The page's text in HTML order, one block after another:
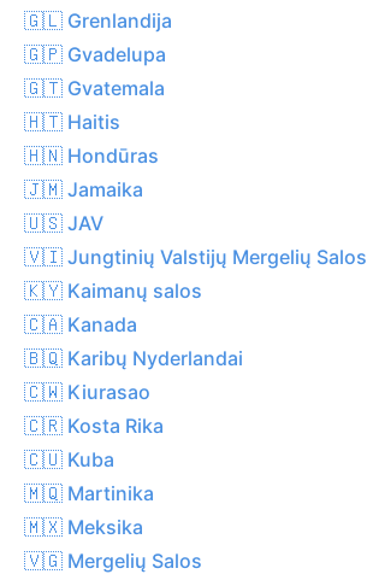
🇬🇱 Grenlandija
🇬🇵 Gvadelupa
🇬🇹 Gvatemala
🇭🇹 Haitis
🇭🇳 Hondūras
🇯🇲 Jamaika
🇺🇸 JAV
🇻🇮 Jungtinių Valstijų Mergelių Salos
🇰🇾 Kaimanų salos
🇨🇦 Kanada
🇧🇶 Karibų Nyderlandai
🇨🇼 Kiurasao
🇨🇷 Kosta Rika
🇨🇺 Kuba
🇲🇶 Martinika
🇲🇽 Meksika
🇻🇬 Mergelių Salos